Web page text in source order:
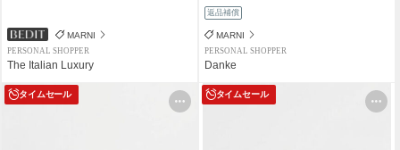
MARNI
PERSONAL SHOPPER
The Italian Luxury
返品補償
MARNI
PERSONAL SHOPPER
Danke
タイムセール タイムセール